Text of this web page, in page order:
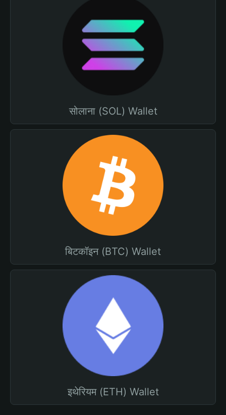
सोलाना (SOL) Wallet
बिटकॉइन (BTC) Wallet
इथेरियम (ETH) Wallet